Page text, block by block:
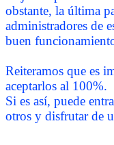
obstante, la última
administradores de
buen
Reiteramos que es
aceptarlos al 100%.
Si es así, puede
otros y disfrutar de